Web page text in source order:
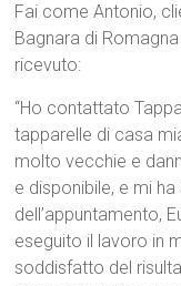
Fai come Antonio,
Bagnara di
ricevuto:
“Ho contattato
tapparelle di casa
molto vecchie e
e disponibile, e mi
dell’appuntamento,
eseguito il lavoro in
soddisfatto del